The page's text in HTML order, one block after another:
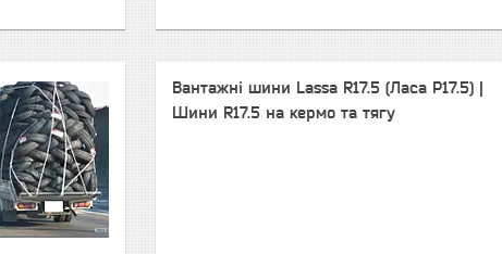
Вантажні шини Lassa R17.5 (Ласа Р17.5) |
Шини R17.5 на кермо та тягу